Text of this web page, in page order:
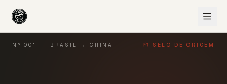
Nº 001 · BRASIL → CHINA 印 SELO DE ORIGEM